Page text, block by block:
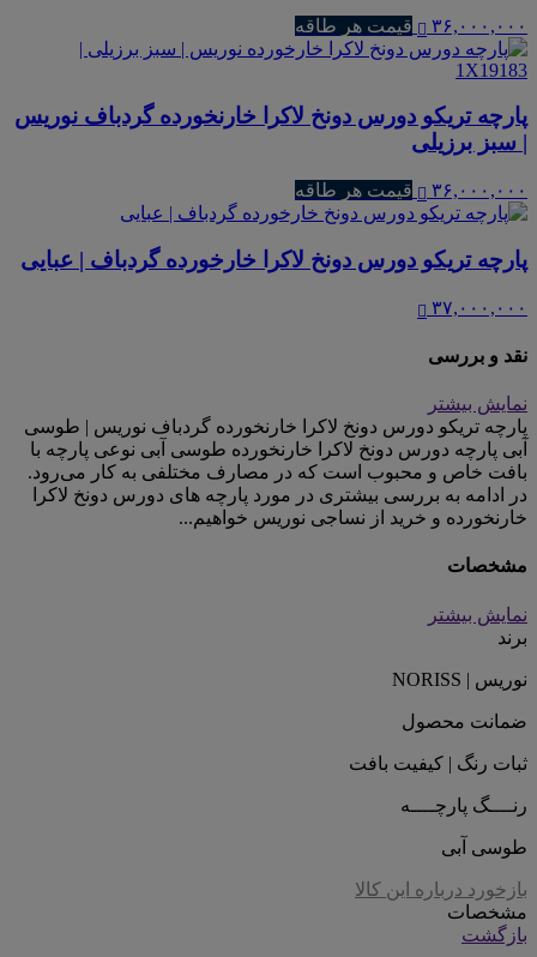
۳۶,۰۰۰,۰۰۰ قیمت هر طاقه
پارچه تریکو دورس دونخ لاکرا خارنخورده گردباف نوریس
| سبز برزیلی
۳۶,۰۰۰,۰۰۰ قیمت هر طاقه
پارچه تریکو دورس دونخ لاکرا خارخورده گردباف | عبایی
۳۷,۰۰۰,۰۰۰
نقد و بررسی
نمایش بیشتر
پارچه تریکو دورس دونخ لاکرا خارنخورده گردباف نوریس | طوسی
آبی پارچه دورس دونخ لاکرا خارنخورده طوسی آبی نوعی پارچه با
بافت خاص و محبوب است که در مصارف مختلفی به کار می‌رود.
در ادامه به بررسی بیشتری در مورد پارچه های دورس دونخ لاکرا
خارنخورده و خرید از نساجی نوریس خواهیم...
مشخصات
نمایش بیشتر
برند
نوریس | NORISS
ضمانت محصول
ثبات رنگ | کیفیت بافت
رنــــگ پارچــــه
طوسی آبی
بازخورد درباره این کالا
مشخصات
بازگشت